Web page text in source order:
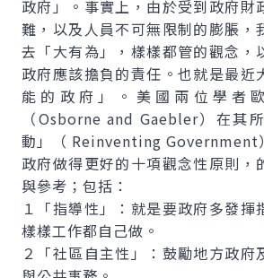
政府」。事實上，由於受到政府財
難，以及人員不可無限制的膨脹，
去「大有為」，樣樣都管的觀念，
政府應該擔負的責任。也就是最近
能的政府」。美國兩位學者
（Osborne and Gaebler）在其
動」（ Reinventing Government
政府做得更好的十項觀念性原則，
與參考；包括：
１「指導性」：就是要政府多發揮
樣樣工作都自己做。
２「社區自主性」：鼓勵地方政府